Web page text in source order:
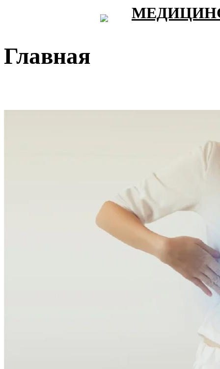
Главная